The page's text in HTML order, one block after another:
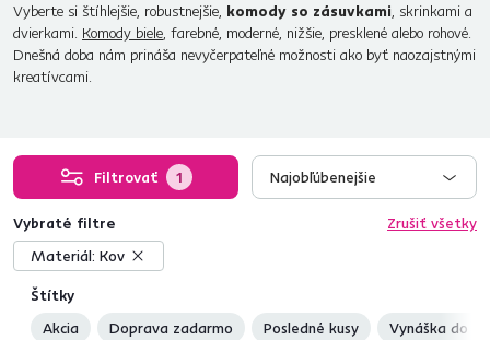
Vyberte si štíhlejšie, robustnejšie, komody so zásuvkami, skrinkami a
dvierkami. Komody biele, farebné, moderné, nižšie, presklené alebo rohové.
Dnešná doba nám prináša nevyčerpateľné možnosti ako byť naozajstnými
kreatívcami.
Filtrovať 1 Najobľúbenejšie
Štítky
Akcia
Doprava zadarmo Posledné kusy Vynáška do
Vybraté filtre
Zrušiť všetky
Materiál: Kov